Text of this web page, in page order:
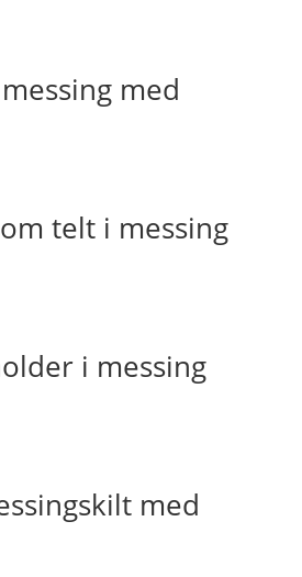
med
telt i messing
i messing
med